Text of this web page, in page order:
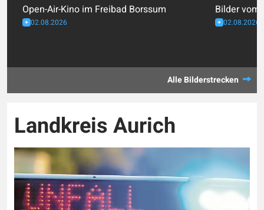
Open-Air-Kino im Freibad Borssum
02.08.2026
Bilder vom
02.08.2026
Alle Bilderstrecken
Landkreis Aurich